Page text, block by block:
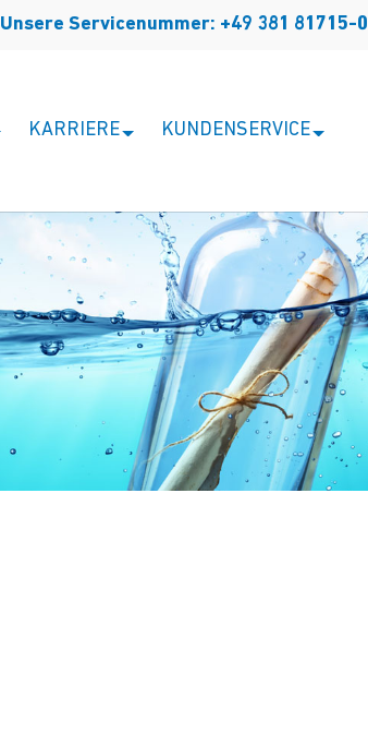
Unsere Servicenummer: +49 381 81715-0
KARRIERE KUNDENSERVICE